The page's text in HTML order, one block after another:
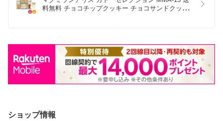
料無料 チョコチップクッキー チョコサンドクッキ
ショップ情報